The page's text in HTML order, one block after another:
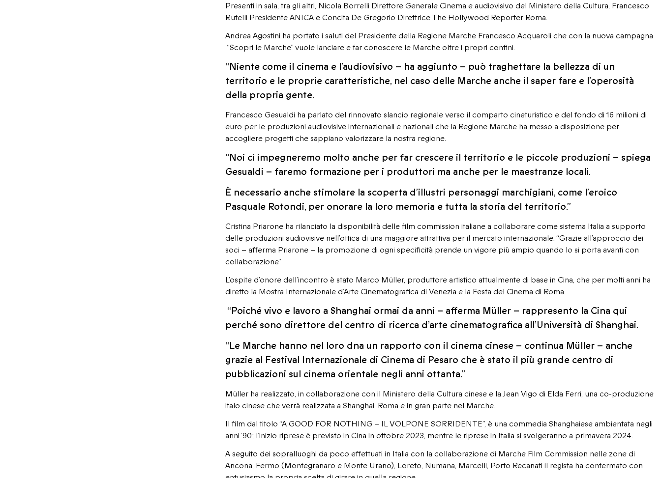
Presenti in sala, tra gli altri, Nicola Borrelli Direttore Generale Cinema e audiovisivo del Ministero della Cultura, Francesco
Rutelli Presidente ANICA e Concita De Gregorio Direttrice The Hollywood Reporter Roma.
Andrea Agostini ha portato i saluti del Presidente della Regione Marche Francesco Acquaroli che con la nuova campagna
“Scopri le Marche” vuole lanciare e far conoscere le Marche oltre i propri confini.
“Niente come il cinema e l’audiovisivo – ha aggiunto – può traghettare la bellezza di un
territorio e le proprie caratteristiche, nel caso delle Marche anche il saper fare e l’operosità
della propria gente.
Francesco Gesualdi ha parlato del rinnovato slancio regionale verso il comparto cineturistico e del fondo di 16 milioni di
euro per le produzioni audiovisive internazionali e nazionali che la Regione Marche ha messo a disposizione per
accogliere progetti che sappiano valorizzare la nostra regione.
“Noi ci impegneremo molto anche per far crescere il territorio e le piccole produzioni – spiega
Gesualdi – faremo formazione per i produttori ma anche per le maestranze locali.
È necessario anche stimolare la scoperta d’illustri personaggi marchigiani, come l’eroico
Pasquale Rotondi, per onorare la loro memoria e tutta la storia del territorio.”
Cristina Priarone ha rilanciato la disponibilità delle film commission italiane a collaborare come sistema Italia a supporto
delle produzioni audiovisive nell’ottica di una maggiore attrattiva per il mercato internazionale. “Grazie all’approccio dei
soci – afferma Priarone – la promozione di ogni specificità prende un vigore più ampio quando lo si porta avanti con
collaborazione”
L’ospite d’onore dell’incontro è stato Marco Müller, produttore artistico attualmente di base in Cina, che per molti anni ha
diretto la Mostra Internazionale d’Arte Cinematografica di Venezia e la Festa del Cinema di Roma.
“Poiché vivo e lavoro a Shanghai ormai da anni – afferma Müller – rappresento la Cina qui
perché sono direttore del centro di ricerca d’arte cinematografica all’Università di Shanghai.
“Le Marche hanno nel loro dna un rapporto con il cinema cinese – continua Müller – anche
grazie al Festival Internazionale di Cinema di Pesaro che è stato il più grande centro di
pubblicazioni sul cinema orientale negli anni ottanta.”
Müller ha realizzato, in collaborazione con il Ministero della Cultura cinese e la Jean Vigo di Elda Ferri, una co-produzione
italo cinese che verrà realizzata a Shanghai, Roma e in gran parte nel Marche.
Il film dal titolo “A GOOD FOR NOTHING – IL VOLPONE SORRIDENTE”, è una commedia Shanghaiese ambientata negli
anni ’90; l’inizio riprese è previsto in Cina in ottobre 2023, mentre le riprese in Italia si svolgeranno a primavera 2024.
A seguito dei sopralluoghi da poco effettuati in Italia con la collaborazione di Marche Film Commission nelle zone di
Ancona, Fermo (Montegranaro e Monte Urano), Loreto, Numana, Marcelli, Porto Recanati il regista ha confermato con